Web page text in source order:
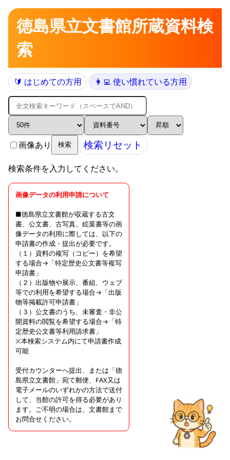
徳島県立文書館所蔵資料検
索
🔰 はじめての方用 👩‍💻 使い慣れている方用
画像あり 検索 検索リセット
検索条件を入力してください。
画像データの利用申請について
■徳島県立文書館が収蔵する古文
書、公文書、古写真、絵葉書等の画
像データの利用に際しては、以下の
申請書の作成・提出が必要です。
（１）資料の複写（コピー）を希望
する場合→「特定歴史公文書等複写
申請書」
（２）出版物や展示、番組、ウェブ
等での利用を希望する場合→「出版
物等掲載許可申請書」
（３）公文書のうち、未審査・非公
開資料の閲覧を希望する場合→「特
定歴史公文書等利用請求書」
※本検索システム内にて申請書作成
可能
受付カウンターへ提出、または「徳
島県立文書館」宛て郵便、FAX又は
電子メールのいずれかの方法で送付
して、当館の許可を得る必要があり
ます。ご不明の場合は、文書館まで
お問合せください。